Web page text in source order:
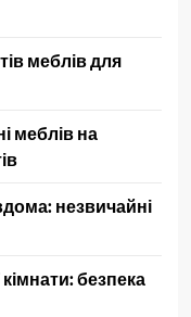
меблів для
меблів на
незвичайні
безпека